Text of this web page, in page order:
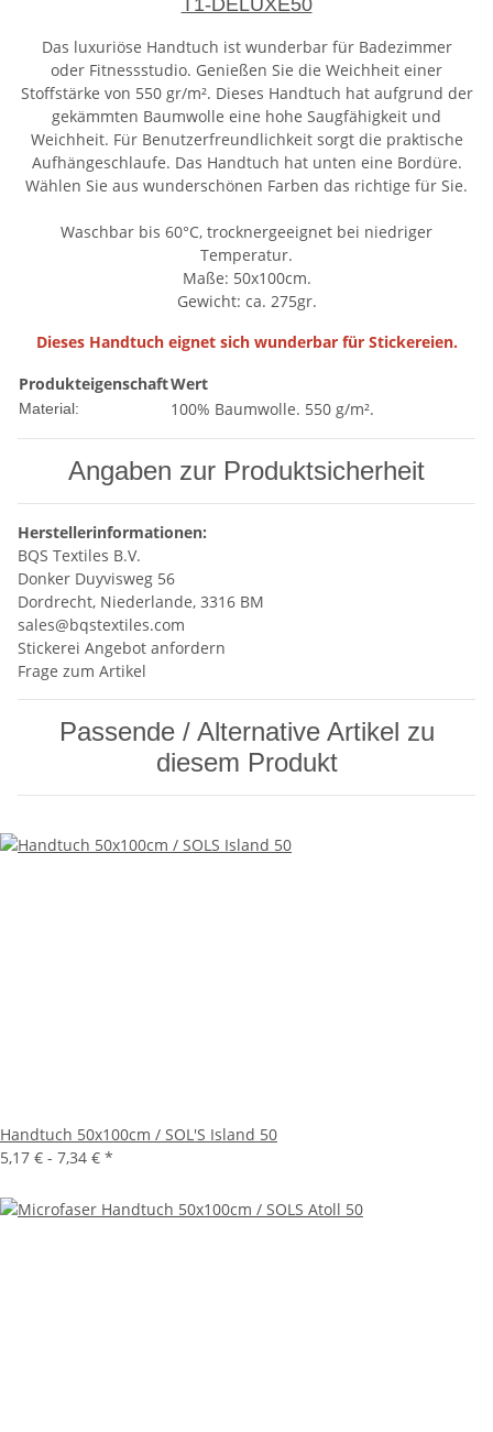
T1-DELUXE50
Das luxuriöse Handtuch ist wunderbar für Badezimmer
oder Fitnessstudio. Genießen Sie die Weichheit einer
Stoffstärke von 550 gr/m². Dieses Handtuch hat aufgrund der
gekämmten Baumwolle eine hohe Saugfähigkeit und
Weichheit. Für Benutzerfreundlichkeit sorgt die praktische
Aufhängeschlaufe. Das Handtuch hat unten eine Bordüre.
Wählen Sie aus wunderschönen Farben das richtige für Sie.
Waschbar bis 60°C, trocknergeeignet bei niedriger
Temperatur.
Maße: 50x100cm.
Gewicht: ca. 275gr.
Dieses Handtuch eignet sich wunderbar für Stickereien.
ProdukteigenschaftWert
Material: 100% Baumwolle. 550 g/m².
Angaben zur Produktsicherheit
Herstellerinformationen:
BQS Textiles B.V.
Donker Duyvisweg 56
Dordrecht, Niederlande, 3316 BM
sales@bqstextiles.com
Stickerei Angebot anfordern
Frage zum Artikel
Passende / Alternative Artikel zu
diesem Produkt
Handtuch 50x100cm / SOL'S Island 50
5,17 € - 7,34 € *